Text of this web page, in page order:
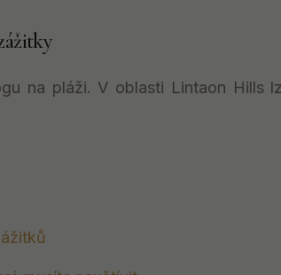
na pláži. V oblasti Lintaon Hills